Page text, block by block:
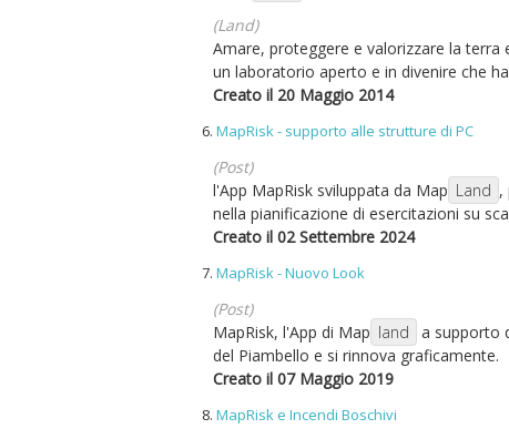
(Land)
Amare, proteggere e valorizzare la
un laboratorio aperto e in divenire che
Creato il 20 Maggio 2014
6. MapRisk - supporto alle strutture di PC
(Post)
l'App MapRisk sviluppata da Map Land ,
nella pianificazione di esercitazioni su
Creato il 02 Settembre 2024
7. MapRisk - Nuovo Look
(Post)
MapRisk, l'App di Map land
a supporto
del Piambello e si rinnova graficamente.
Creato il 07 Maggio 2019
8. MapRisk e Incendi Boschivi